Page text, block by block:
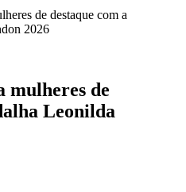
mulheres de
Leonilda